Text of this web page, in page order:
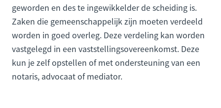
geworden en des te ingewikkelder de scheiding is.
Zaken die gemeenschappelijk zijn moeten verdeeld
worden in goed overleg. Deze verdeling kan worden
vastgelegd in een vaststellingsovereenkomst. Deze
kun je zelf opstellen of met ondersteuning van een
notaris, advocaat of mediator.